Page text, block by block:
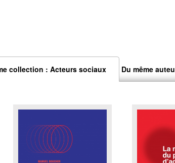
collection : Acteurs sociaux Du même